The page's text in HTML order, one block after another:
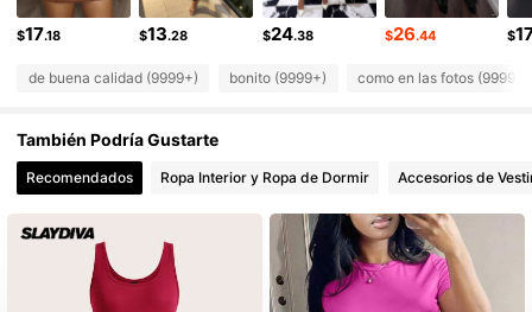
4.92 1.1M Seguidores
$17.18 $13.28 $24.38 $26.44 $
de buena calidad (9999+) bonito (9999+) como en las fotos (9999+)
También Podría Gustarte
Recomendados Ropa Interior y Ropa de Dormir Accesorios de